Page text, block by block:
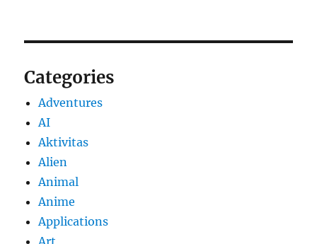
Categories
Adventures
AI
Aktivitas
Alien
Animal
Anime
Applications